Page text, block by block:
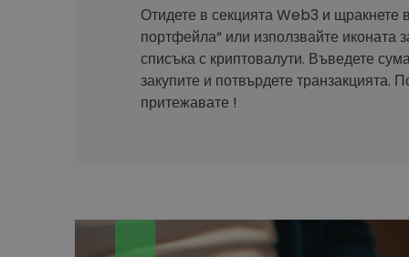
Отидете в секцията Web3 и щракнете
портфейла“ или използвайте иконата
списъка с криптовалути. Въведете
закупите и потвърдете транзакцията.
притежавате !